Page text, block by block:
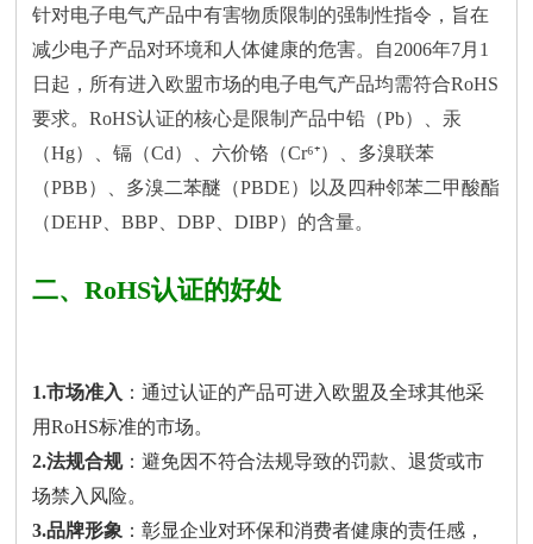
针对电子电气产品中有害物质限制的强制性指令，旨在
减少电子产品对环境和人体健康的危害。自2006年7月1
日起，所有进入欧盟市场的电子电气产品均需符合RoHS
要求。RoHS认证的核心是限制产品中铅（Pb）、汞
（Hg）、镉（Cd）、六价铬（Cr⁶⁺）、多溴联苯
（PBB）、多溴二苯醚（PBDE）以及四种邻苯二甲酸酯
（DEHP、BBP、DBP、DIBP）的含量。
二、RoHS认证的好处
1.市场准入 ：通过认证的产品可进入欧盟及全球其他采
用RoHS标准的市场。
2.法规合规：避免因不符合法规导致的罚款、退货或市
场禁入风险。
3.品牌形象 ：彰显企业对环保和消费者健康的责任感，